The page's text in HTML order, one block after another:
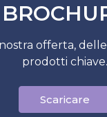
offerta,
prodotti chiave.
Scaricare